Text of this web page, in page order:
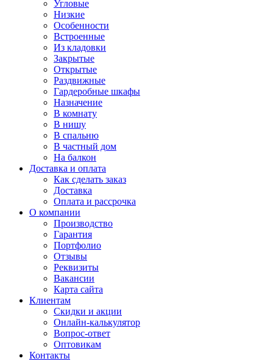
Угловые
Низкие
Особенности
Встроенные
Из кладовки
Закрытые
Открытые
Раздвижные
Гардеробные шкафы
Назначение
В комнату
В нишу
В спальню
В частный дом
На балкон
Доставка и оплата
Как сделать заказ
Доставка
Оплата и рассрочка
О компании
Производство
Гарантия
Портфолио
Отзывы
Реквизиты
Вакансии
Карта сайта
Клиентам
Скидки и акции
Онлайн-калькулятор
Вопрос-ответ
Оптовикам
Контакты